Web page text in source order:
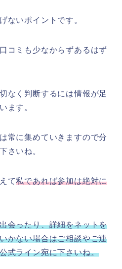
ないポイントです。
コミも少なからずあるはず
なく判断するには情報が足
ます。
常に集めていきますので分
さいね。
て私であれば参加は絶対に
会ったり、詳細をネットを
かない場合はご相談やご連
式ライン宛に下さいね。